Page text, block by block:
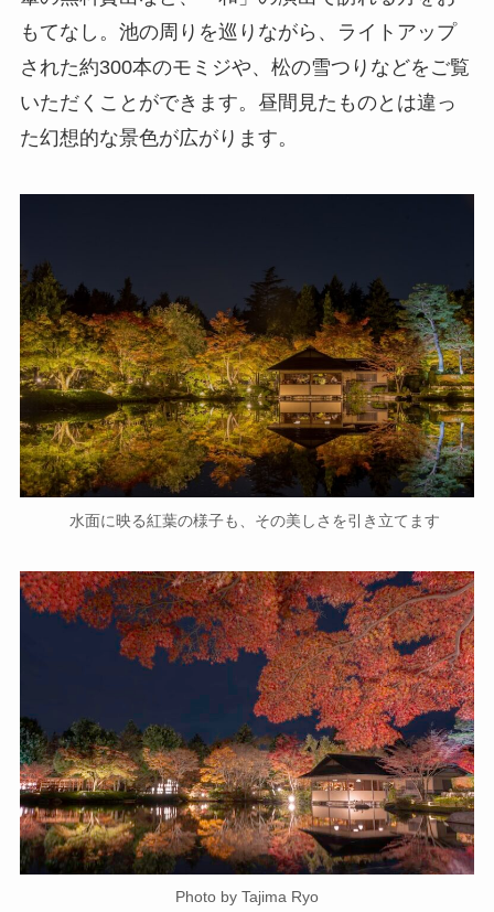
もてなし。池の周りを巡りながら、ライトアップ
された約300本のモミジや、松の雪つりなどをご覧
いただくことができます。昼間見たものとは違っ
た幻想的な景色が広がります。
水面に映る紅葉の様子も、その美しさを引き立てます
Photo by Tajima Ryo